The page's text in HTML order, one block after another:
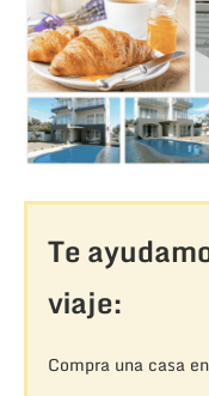
Te
viaje:
Compra una casa